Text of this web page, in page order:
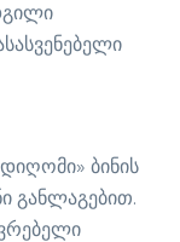
ბინის
განლაგებით.